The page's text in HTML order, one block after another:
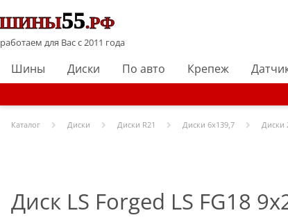
работаем для Вас с 2011 года
Шины Диски По авто Крепеж
Каталог Диски Диски R21 Диски 6x139,7 Диски
Диск LS Forged LS FG18